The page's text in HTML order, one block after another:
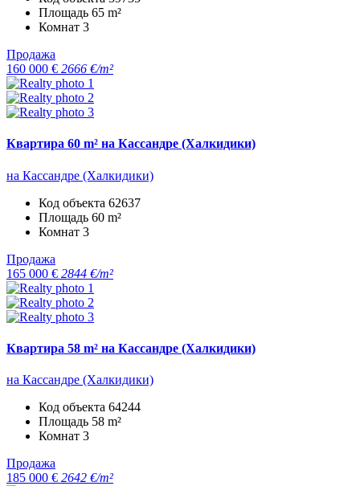
Площадь 65 m²
Комнат 3
Продажа
160 000 € 2666 €/m²
Квартира 60 m² на Кассандре (Халкидики)
на Кассандре (Халкидики)
Код объекта 62637
Площадь 60 m²
Комнат 3
Продажа
165 000 € 2844 €/m²
Квартира 58 m² на Кассандре (Халкидики)
на Кассандре (Халкидики)
Код объекта 64244
Площадь 58 m²
Комнат 3
Продажа
185 000 € 2642 €/m²